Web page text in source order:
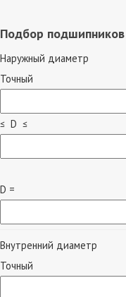
Подбор подшипников
Наружный диаметр
Точный
≤ D ≤
D =
Внутренний диаметр
Точный